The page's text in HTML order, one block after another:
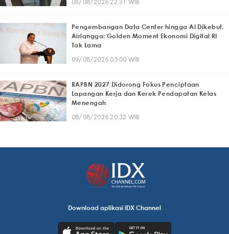
08/08/2026 22:31 WIB
Pengembangan Data Center hingga AI Dikebut,
Airlangga: Golden Moment Ekonomi Digital RI
Tak Lama
09/08/2026 05:00 WIB
RAPBN 2027 Didorong Fokus Penciptaan
Lapangan Kerja dan Kerek Pendapatan Kelas
Menengah
08/08/2026 20:32 WIB
Download aplikasi IDX Channel